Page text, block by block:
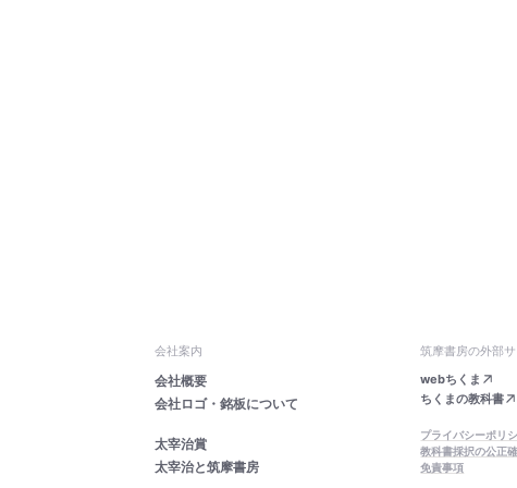
会社案内
会社概要
会社ロゴ・銘板について
太宰治賞
太宰治と筑摩書房
筑摩書房の外部サ
webちくま
ちくまの教科書
プライバシーポリ
教科書採択の公正
免責事項